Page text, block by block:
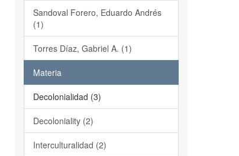
Sandoval Forero, Eduardo Andrés
(1)
Torres Díaz, Gabriel A. (1)
Materia
Decolonialidad (3)
Decoloniality (2)
Interculturalidad (2)